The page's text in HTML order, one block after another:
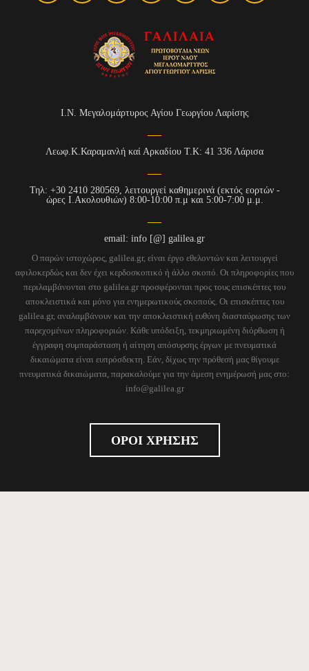
Ι.Ν. Μεγαλομάρτυρος Αγίου Γεωργίου Λαρίσης
Λεωφ.Κ.Καραμανλή καί Αρκαδίου Τ.Κ: 41 336 Λάρισα
Τηλ: +30 2410 280569, λειτουργεί καθημερινά (εκτός εορτών -
ώρες Ι.Ακολουθιών) 8:00-10:00 π.μ και 5:00-7:00 μ.μ.
email: info [@] galilea.gr
Ο παρών ιστοχώρος, galilea.gr, είναι έργο εθελοντών και λειτουργεί
αφιλοκερδώς και δεν έχει κερδοσκοπικό ή άλλο σκοπό. Οι πληροφορίες που
περιλαμβάνονται στο galilea.gr προσφέρονται προς τους επισκέπτες του
αποκλειστικά και μόνο για ενημερωτικούς σκοπούς. Οι επισκέπτες του
galilea.gr, αναλαμβάνουν και την αποκλειστική ευθύνη διασταύρωσης των
παρεχομένων πληροφοριών. Κάθε υπόδειξη, τεκμηριωμένη διόρθωση ή
έγγραφη συμπαράσταση ή αίτηση απόσυρσης έργων με πνευματικά
δικαιώματα είναι ευπρόσδεκτη. Εάν, δίχως την πρόθεσή μας θίγουμε
πνευματικά δικαιώματα, παρακαλούμε για την άμεση ενημέρωσή μας στο:
info@galilea.gr
ΟΡΟΙ ΧΡΗΣΗΣ